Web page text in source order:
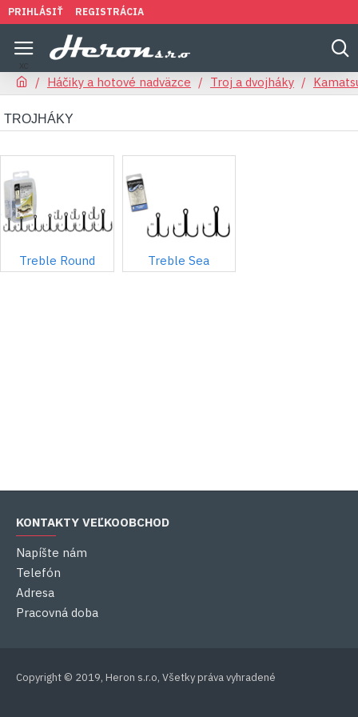
PRIHLÁSIŤ REGISTRÁCIA
Háčiky a hotové nadväzce Troj a dvojháky
TROJHÁKY
Treble Round Treble Sea
KONTAKTY VEĽKOOBCHOD
Napíšte nám
Telefón
Adresa
Pracovná doba
Copyright © 2019, Heron s.r.o, Všetky práva vyhradené